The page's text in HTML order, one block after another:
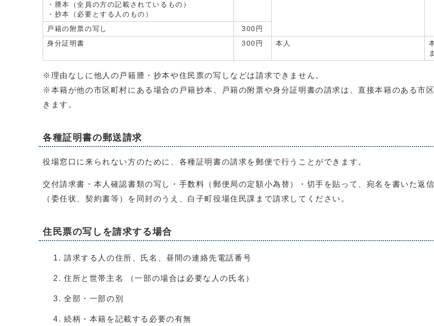
・謄本（全員の方の記載されているもの）
・抄本（必要とする人のもの）
戸籍の附票の写し
300円
身分証明書
300円 本人
※理由なしに他人の戸籍謄・抄本や住民票の写しなどは請求できません。
※本籍が他の市区町村にある場合の戸籍抄本、戸籍の附票や身分証明書の請求は、直接本籍のある市
きます。
各種証明書の郵送請求
役場窓口に来られない方のために、各種証明書の請求を郵便で行うことができます。
交付請求書・本人確認書類の写し・手数料（郵便局の定額小為替）・切手を貼って、宛名を書いた返
（委任状、契約書等）を同封のうえ、白子町役場住民課まで請求してください。
住民票の写しを請求する場合
請求する人の住所、氏名、昼間の連絡先電話番号
住所と世帯主名 （一部の場合は必要な人の氏名）
全部・一部の別
続柄・本籍を記載する必要の有無